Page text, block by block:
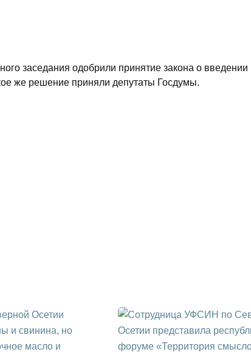
заседания одобрили принятие закона о введении
же решение приняли депутаты Госдумы.